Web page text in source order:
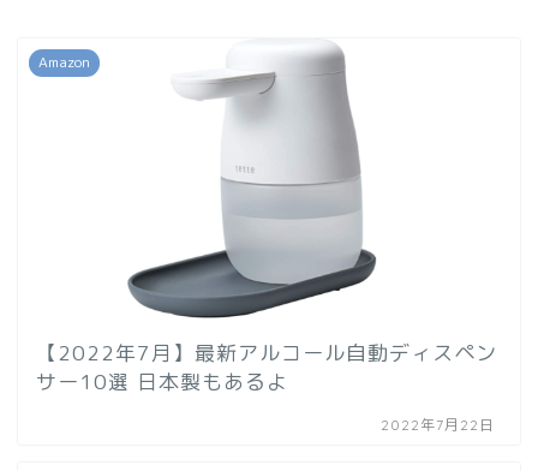
Amazon
【2022年7月】最新アルコール自動ディスペン
サー10選 日本製もあるよ
2022年7月22日